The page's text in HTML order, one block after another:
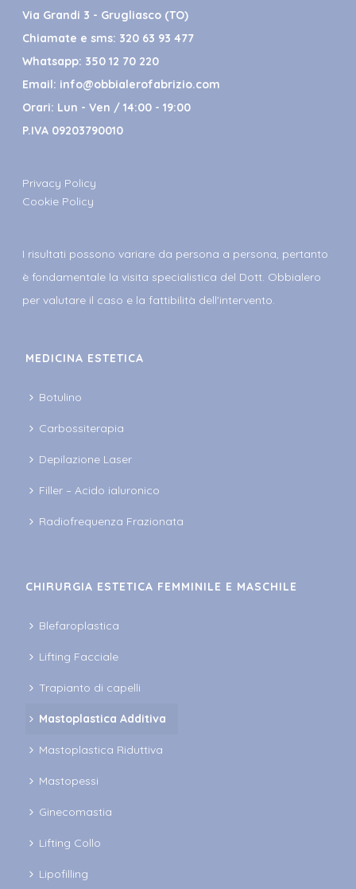
Via Grandi 3 - Grugliasco (TO)
Chiamate e sms: 320 63 93 477
Whatsapp: 350 12 70 220
Email: info@obbialerofabrizio.com
Orari: Lun - Ven / 14:00 - 19:00
P.IVA 09203790010
Privacy Policy
Cookie Policy
I risultati possono variare da persona a persona, pertanto
è fondamentale la visita specialistica del Dott. Obbialero
per valutare il caso e la fattibilità dell'intervento.
MEDICINA ESTETICA
Botulino
Carbossiterapia
Depilazione Laser
Filler – Acido ialuronico
Radiofrequenza Frazionata
CHIRURGIA ESTETICA FEMMINILE E MASCHILE
Blefaroplastica
Lifting Facciale
Trapianto di capelli
Mastoplastica Additiva
Mastoplastica Riduttiva
Mastopessi
Ginecomastia
Lifting Collo
Lipofilling